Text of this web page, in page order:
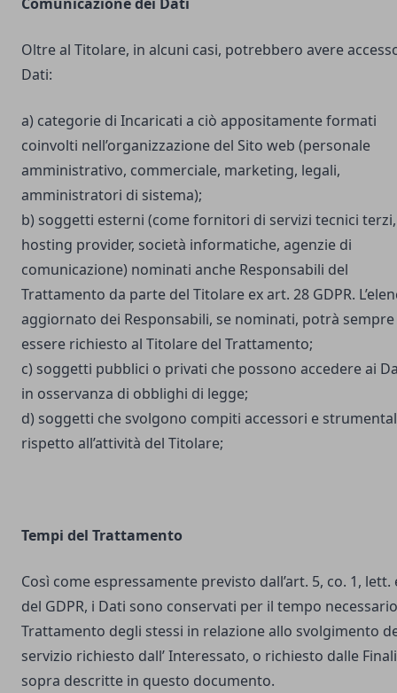
Oltre al Titolare, in alcuni casi, potrebbero avere
Dati:
a) categorie di Incaricati a ciò appositamente formati
coinvolti nell’organizzazione del Sito web (personale
amministrativo, commerciale, marketing, legali,
amministratori di sistema);
b) soggetti esterni (come fornitori di servizi tecnici terzi,
hosting provider, società informatiche, agenzie di
comunicazione) nominati anche Responsabili del
Trattamento da parte del Titolare ex art. 28 GDPR.
aggiornato dei Responsabili, se nominati, potrà sempre
essere richiesto al Titolare del Trattamento;
c) soggetti pubblici o privati che possono accedere ai
in osservanza di obblighi di legge;
d) soggetti che svolgono compiti accessori e
rispetto all’attività del Titolare;
Tempi del Trattamento
Così come espressamente previsto dall’art. 5, co. 1, lett.
del GDPR, i Dati sono conservati per il tempo
Trattamento degli stessi in relazione allo svolgimento
servizio richiesto dall’ Interessato, o richiesto dalle
sopra descritte in questo documento.